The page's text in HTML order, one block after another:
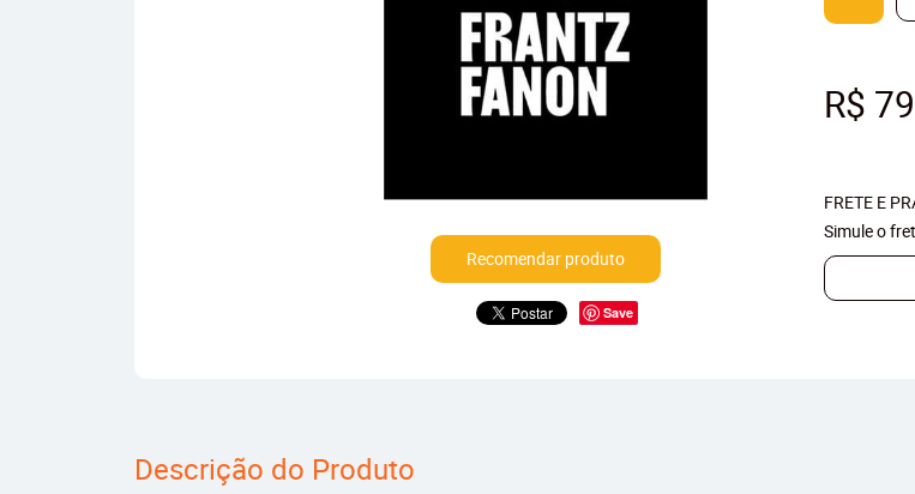
Recomendar produto
Save
R$
FRETE E
Simule o
Descrição do Produto